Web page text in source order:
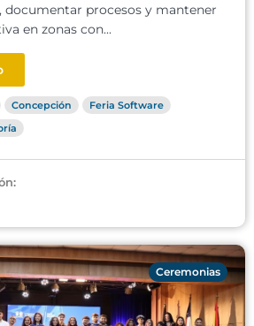
documentar procesos y mantener
en zonas con...
Concepción
Feria Software
Ceremonias